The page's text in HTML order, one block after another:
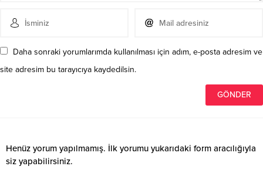
Daha sonraki yorumlarımda kullanılması için adım, e-posta adresim ve
site adresim bu tarayıcıya kaydedilsin.
Henüz yorum yapılmamış. İlk yorumu yukarıdaki form aracılığıyla
siz yapabilirsiniz.